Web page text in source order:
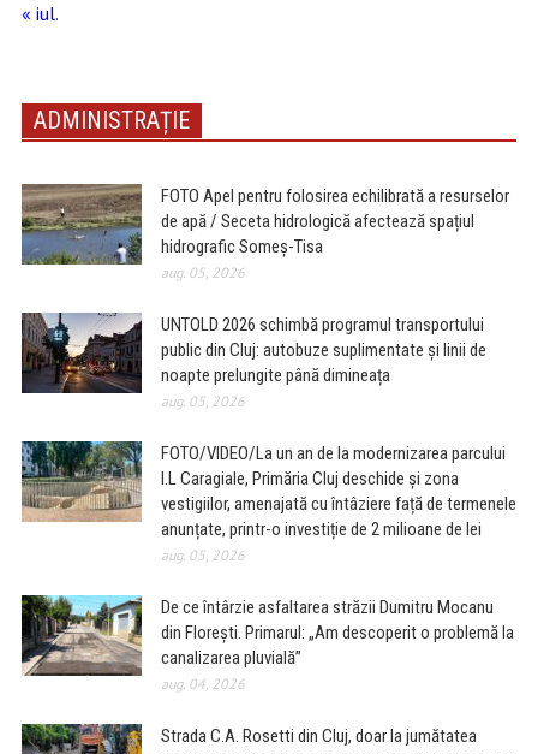
« iul.
ADMINISTRAȚIE
FOTO Apel pentru folosirea echilibrată a resurselor
de apă / Seceta hidrologică afectează spațiul
hidrografic Someș-Tisa
aug. 05, 2026
UNTOLD 2026 schimbă programul transportului
public din Cluj: autobuze suplimentate și linii de
noapte prelungite până dimineața
aug. 05, 2026
FOTO/VIDEO/La un an de la modernizarea parcului
I.L Caragiale, Primăria Cluj deschide și zona
vestigiilor, amenajată cu întâziere față de termenele
anunțate, printr-o investiție de 2 milioane de lei
aug. 05, 2026
De ce întârzie asfaltarea străzii Dumitru Mocanu
din Florești. Primarul: „Am descoperit o problemă la
canalizarea pluvială”
aug. 04, 2026
Strada C.A. Rosetti din Cluj, doar la jumătatea